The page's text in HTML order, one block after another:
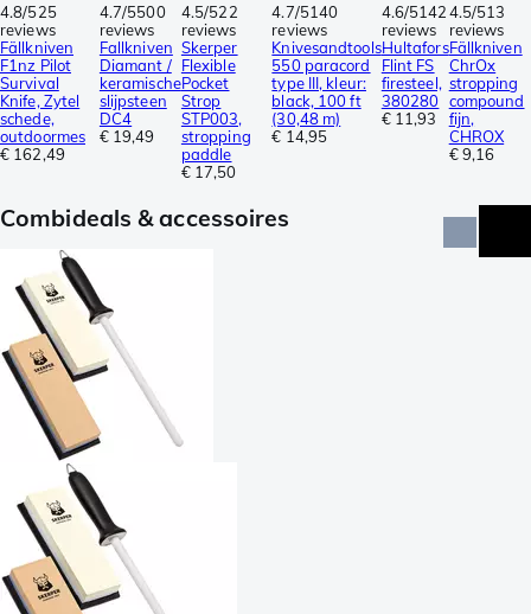
4.8/525
reviews
Fällkniven
F1nz Pilot
Survival
Knife, Zytel
schede,
outdoormes
€ 162,49
4.7/5500
reviews
Fallkniven
Diamant /
keramische
slijpsteen
DC4
€ 19,49
4.5/522
reviews
Skerper
Flexible
Pocket
Strop
STP003,
stropping
paddle
€ 17,50
4.7/5140
reviews
Knivesandtools
550 paracord
type III, kleur:
black, 100 ft
(30,48 m)
€ 14,95
4.6/5142
reviews
Hultafors
Flint FS
firesteel,
380280
€ 11,93
4.5/513
reviews
Fällkniven
ChrOx
stropping
compound
fijn,
CHROX
€ 9,16
Combideals & accessoires